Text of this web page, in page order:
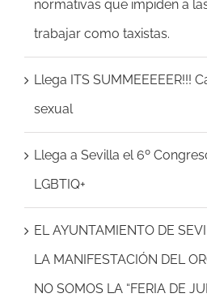
normativas que impiden a
trabajar como taxistas.
Llega ITS SUMMEEEEER!!!
sexual
Llega a Sevilla el 6º
LGBTIQ+
EL AYUNTAMIENTO DE
LA MANIFESTACIÓN DEL
NO SOMOS LA “FERIA DE